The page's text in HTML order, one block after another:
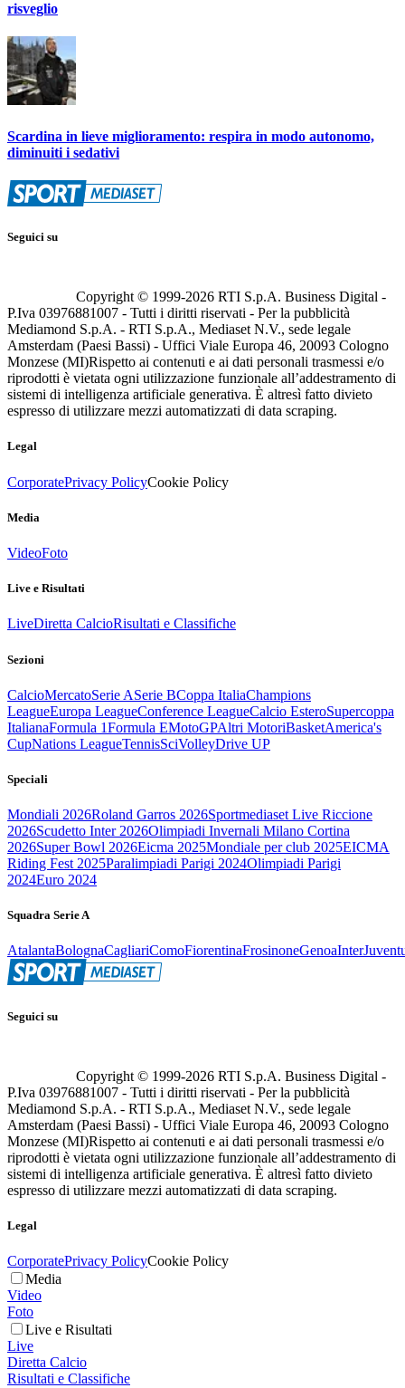
risveglio
Scardina in lieve miglioramento: respira in modo autonomo,
diminuiti i sedativi
Seguici su
Copyright © 1999-2026 RTI S.p.A. Business Digital -
P.Iva 03976881007 - Tutti i diritti riservati - Per la pubblicità
Mediamond S.p.A. - RTI S.p.A., Mediaset N.V., sede legale
Amsterdam (Paesi Bassi) - Uffici Viale Europa 46, 20093 Cologno
Monzese (MI)Rispetto ai contenuti e ai dati personali trasmessi e/o
riprodotti è vietata ogni utilizzazione funzionale all’addestramento di
sistemi di intelligenza artificiale generativa. È altresì fatto divieto
espresso di utilizzare mezzi automatizzati di data scraping.
Legal
CorporatePrivacy PolicyCookie Policy
Media
VideoFoto
Live e Risultati
LiveDiretta CalcioRisultati e Classifiche
Sezioni
CalcioMercatoSerie ASerie BCoppa ItaliaChampions
LeagueEuropa LeagueConference LeagueCalcio EsteroSupercoppa
ItalianaFormula 1Formula EMotoGPAltri MotoriBasketAmerica's
CupNations LeagueTennisSciVolleyDrive UP
Speciali
Mondiali 2026Roland Garros 2026Sportmediaset Live Riccione
2026Scudetto Inter 2026Olimpiadi Invernali Milano Cortina
2026Super Bowl 2026Eicma 2025Mondiale per club 2025EICMA
Riding Fest 2025Paralimpiadi Parigi 2024Olimpiadi Parigi
2024Euro 2024
Squadra Serie A
AtalantaBolognaCagliariComoFiorentinaFrosinoneGenoaInter
Seguici su
Copyright © 1999-2026 RTI S.p.A. Business Digital -
P.Iva 03976881007 - Tutti i diritti riservati - Per la pubblicità
Mediamond S.p.A. - RTI S.p.A., Mediaset N.V., sede legale
Amsterdam (Paesi Bassi) - Uffici Viale Europa 46, 20093 Cologno
Monzese (MI)Rispetto ai contenuti e ai dati personali trasmessi e/o
riprodotti è vietata ogni utilizzazione funzionale all’addestramento di
sistemi di intelligenza artificiale generativa. È altresì fatto divieto
espresso di utilizzare mezzi automatizzati di data scraping.
Legal
CorporatePrivacy PolicyCookie Policy
Media
Video
Foto
Live e Risultati
Live
Diretta Calcio
Risultati e Classifiche